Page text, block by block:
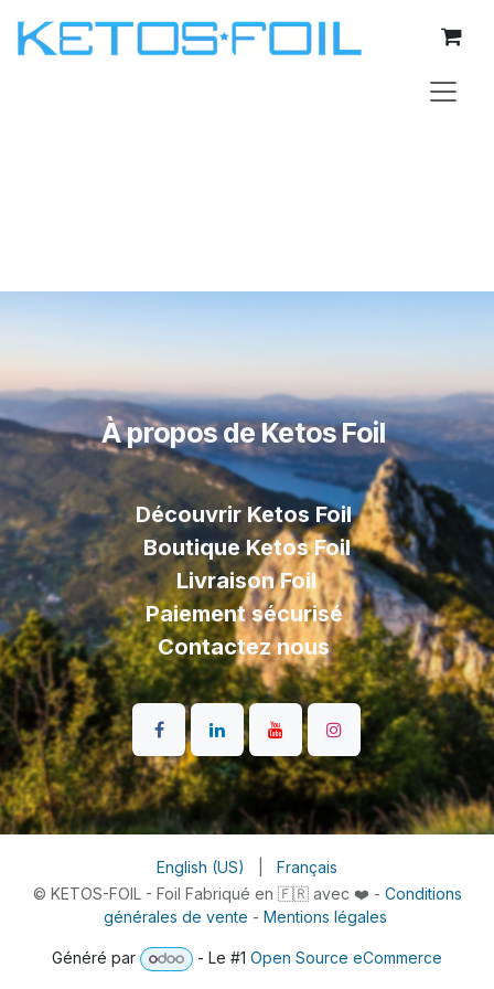
À propos de Ketos Foil
Découvrir Ketos Foil
Boutique Ketos Foil
LivraisonFoil
Paiement sécurisé
Contactez nous
© KETOS-FOIL - Foil Fabriqué en 🇫🇷 avec ❤️ - Conditions
générales de vente - Mentions légales
English (US) Français
Généré par - Le #1Open Source eCommerce